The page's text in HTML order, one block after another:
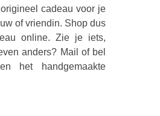
cadeau voor je
of vriendin. Shop dus
online. Zie je iets,
anders? Mail of bel
het handgemaakte